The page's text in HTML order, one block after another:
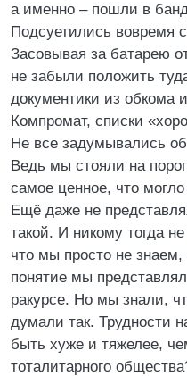
а именно – пошли в
Подсуетились вовремя
Засовывая за батарею
не забыли положить
документики из обкома
Компромат, списки
Не все задумывались
Ведь мы стояли на
самое ценное, что
Ещё даже не
такой. И никому тогда
что мы просто не
понятие мы
ракурсе. Но мы знали,
думали так. Трудности
быть хуже и тяжелее,
тоталитарного